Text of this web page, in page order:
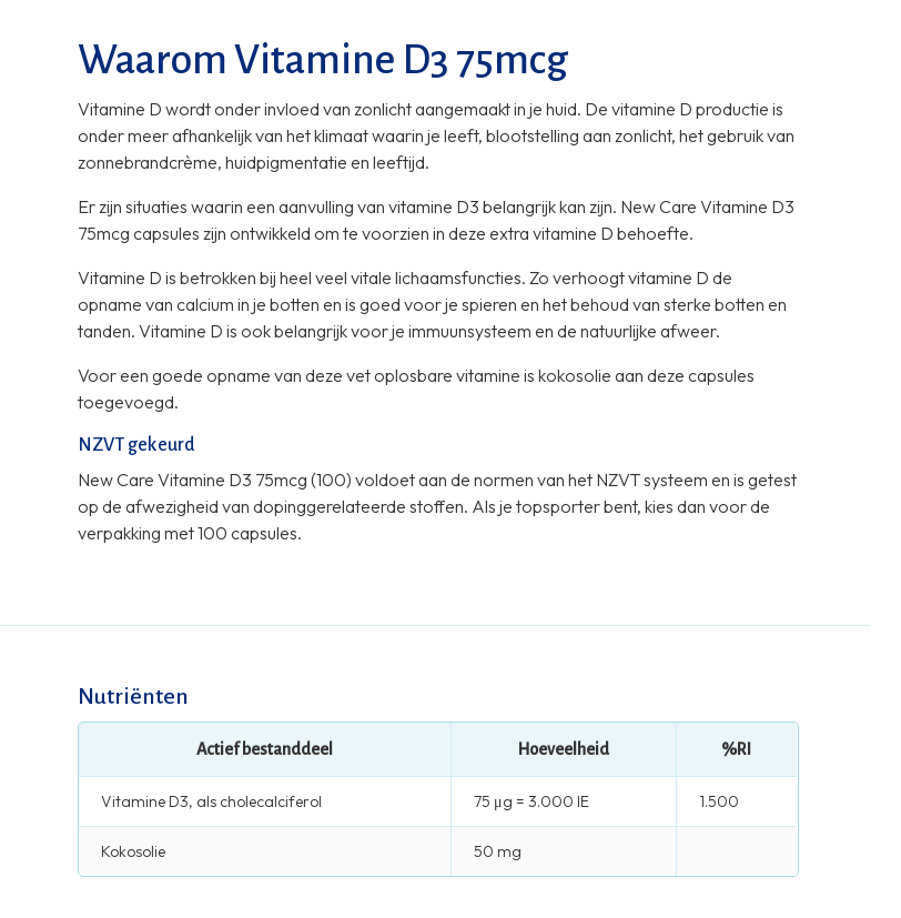
Waarom Vitamine D3 75mcg
Vitamine D wordt onder invloed van zonlicht aangemaakt in je huid. De vitamine D productie is
onder meer afhankelijk van het klimaat waarin je leeft, blootstelling aan zonlicht, het gebruik van
zonnebrandcrème, huidpigmentatie en leeftijd.
Er zijn situaties waarin een aanvulling van vitamine D3 belangrijk kan zijn. New Care Vitamine D3
75mcg capsules zijn ontwikkeld om te voorzien in deze extra vitamine D behoefte.
Vitamine D is betrokken bij heel veel vitale lichaamsfuncties. Zo verhoogt vitamine D de
opname van calcium in je botten en is goed voor je spieren en het behoud van sterke botten en
tanden. Vitamine D is ook belangrijk voor je immuunsysteem en de natuurlijke afweer.
Voor een goede opname van deze vet oplosbare vitamine is kokosolie aan deze capsules
toegevoegd.
NZVT gekeurd
New Care Vitamine D3 75mcg (100) voldoet aan de normen van het NZVT systeem en is getest
op de afwezigheid van dopinggerelateerde stoffen. Als je topsporter bent, kies dan voor de
verpakking met 100 capsules.
Nutriënten
Actief bestanddeel Hoeveelheid %RI
Vitamine D3, als cholecalciferol 75 μg = 3.000 IE 1.500
Kokosolie 50 mg